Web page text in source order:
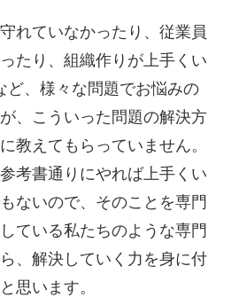
れていなかったり、従業員
たり、組織作りが上手くい
ど、様々な問題でお悩みの
、こういった問題の解決方
教えてもらっていません。
考書通りにやれば上手くい
ないので、そのことを専門
ている私たちのような専門
、解決していく力を身に付
思います。